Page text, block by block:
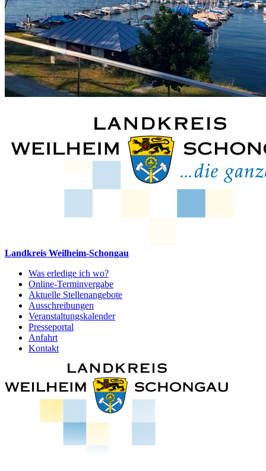
Landkreis Weilheim-Schongau
Was erledige ich wo?
Online-Terminvergabe
Aktuelle Stellenangebote
Ausschreibungen
Veranstaltungskalender
Presseportal
Anfahrt
Kontakt